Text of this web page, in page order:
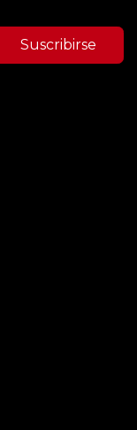
Suscribirse